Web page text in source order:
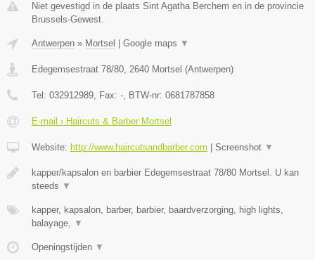
Niet gevestigd in de plaats Sint Agatha Berchem en in de provincie
Brussels-Gewest.
Antwerpen » Mortsel Google maps ▼
Edegemsestraat 78/80, 2640 Mortsel (Antwerpen)
Tel: 032912989, Fax: -, BTW-nr: 0681787858
E-mail › Haircuts & Barber Mortsel
Website: http://www.haircutsandbarber.com Screenshot ▼
kapper/kapsalon en barbier Edegemsestraat 78/80 Mortsel. U kan
steeds ▼
kapper, kapsalon, barber, barbier, baardverzorging, high lights,
balayage, ▼
Openingstijden ▼